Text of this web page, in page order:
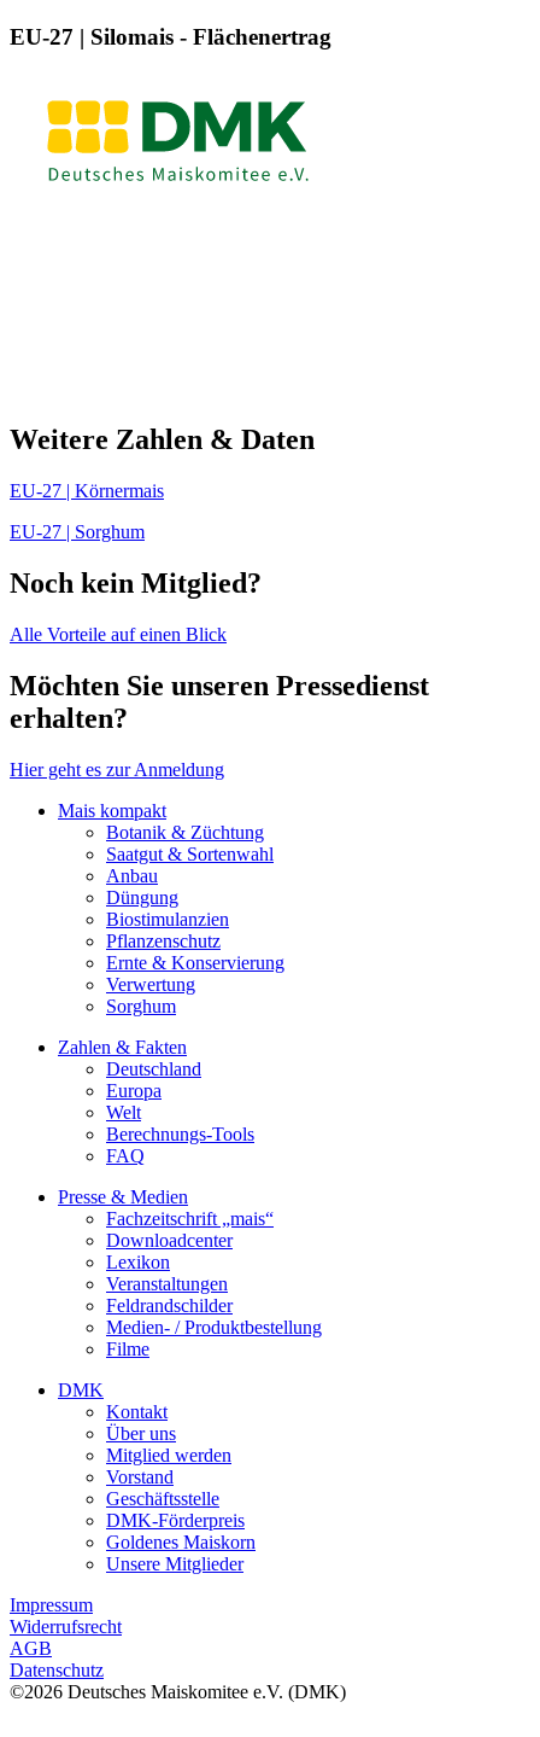
EU-27 | Silomais - Flächenertrag
Weitere Zahlen & Daten
EU-27 | Körnermais
EU-27 | Sorghum
Noch kein Mitglied?
Alle Vorteile auf einen Blick
Möchten Sie unseren Pressedienst
erhalten?
Hier geht es zur Anmeldung
Mais kompakt
Botanik & Züchtung
Saatgut & Sortenwahl
Anbau
Düngung
Biostimulanzien
Pflanzenschutz
Ernte & Konservierung
Verwertung
Sorghum
Zahlen & Fakten
Deutschland
Europa
Welt
Berechnungs-Tools
FAQ
Presse & Medien
Fachzeitschrift „mais“
Downloadcenter
Lexikon
Veranstaltungen
Feldrandschilder
Medien- / Produktbestellung
Filme
DMK
Kontakt
Über uns
Mitglied werden
Vorstand
Geschäftsstelle
DMK-Förderpreis
Goldenes Maiskorn
Unsere Mitglieder
Impressum
Widerrufsrecht
AGB
Datenschutz
©2026 Deutsches Maiskomitee e.V. (DMK)